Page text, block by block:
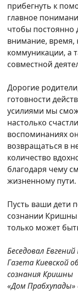
прибегнуть к
главное
чтобы постоянно
внимание, время,
коммуникации, а
совместной
Дорогие
готовности
усилиями мы
настолько
воспоминаниях
возвращаться в
количество
благодаря чему
жизненному пути.
Пусть ваши дети
сознании Кришны
только может
Беседовал
Газета Киевской
сознания Кришны
«Дом